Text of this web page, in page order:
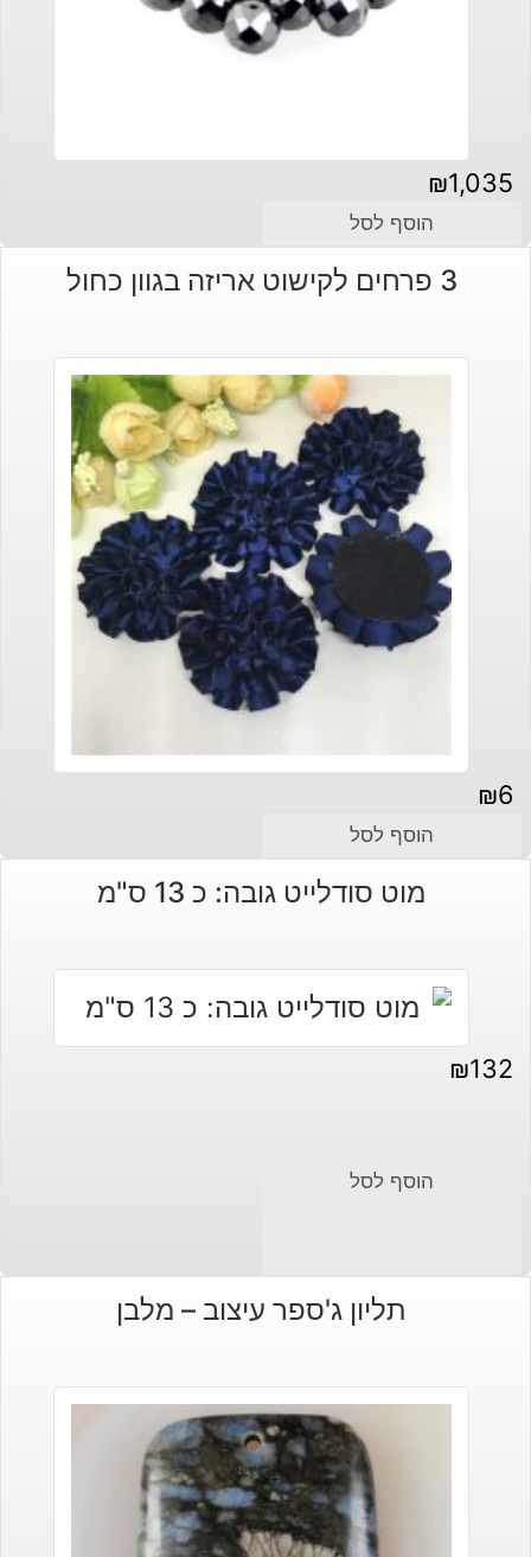
₪1,035
הוסף לסל
3 פרחים לקישוט אריזה בגוון כחול
₪6
הוסף לסל
מוט סודלייט גובה: כ 13 ס"מ
₪132
הוסף לסל
תליון ג'ספר עיצוב – מלבן